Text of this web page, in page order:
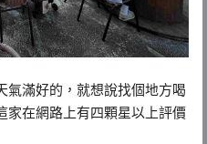
氣滿好的，就想說找個地方喝
家在網路上有四顆星以上評價